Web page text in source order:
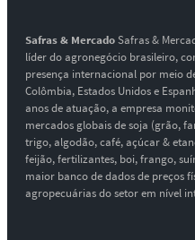
Safras & MercadoSafras &
líder do agronegócio brasileiro,
presença internacional por meio
Colômbia, Estados Unidos e
anos de atuação, a empresa
mercados globais de soja (grão,
trigo, algodão, café, açúcar &
feijão, fertilizantes, boi, frango,
maior banco de dados de preços
agropecuárias do setor em nível